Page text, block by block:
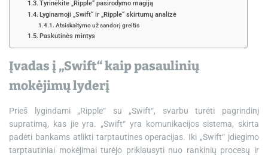
Tyrinėkite „Ripple“ pasirodymo magiją
Lyginamoji „Swift“ ir „Ripple“ skirtumų analizė
Atsiskaitymo už sandorį greitis
Paskutinės mintys
Įvadas į „Swift“ kaip pasaulinių
mokėjimų lyderį
Prieš lygindami „Ripple“ su „Swift“, svarbu turėti pagrindinį
supratimą, kas jie yra. „Swift“ yra komunikacijos sistema, skirta
padėti bankams atlikti tarptautines operacijas. Iki „Swift“ įdiegimo
tarptautiniai mokėjimai turėjo priklausyti nuo rankinių procesų ir